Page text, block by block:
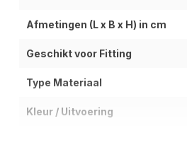
Afmetingen (L x B x H) in cm
Geschikt voor Fitting
Type Materiaal
Kleur / Uitvoering